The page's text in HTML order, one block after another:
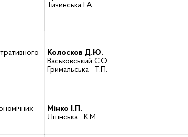
Тичинська І.А.
Колосков Д.Ю.
Васьковський С.О.
Гримальська Т.П.
Мінко І.П.
Літінська К.М.